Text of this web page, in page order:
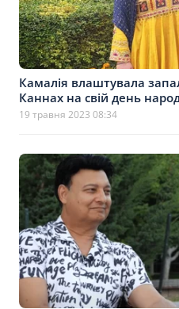
Камалія влаштувала
Каннах на свій день
19 травня 2023 08:34